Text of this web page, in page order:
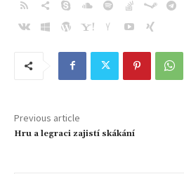
Previous article
Hru a legraci zajistí skákání